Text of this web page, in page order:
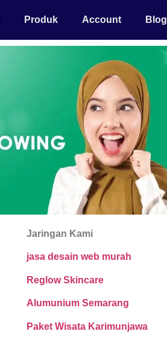
Produk Account Blog
Jaringan Kami
jasa desain web murah
Reglow Skincare
Alumunium Semarang
Paket Wisata Karimunjawa